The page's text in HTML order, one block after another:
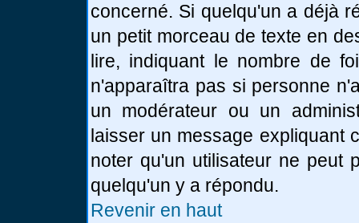
concerné. Si quelqu'un a déjà
un petit morceau de texte en
lire, indiquant le nombre de
n'apparaîtra pas si personne
un modérateur ou un
laisser un message expliquant
noter qu'un utilisateur ne peut
quelqu'un y a répondu.
Revenir en haut